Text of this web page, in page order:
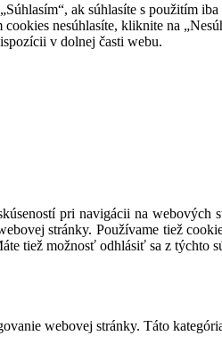
ak súhlasíte s použitím
nesúhlasíte, kliknite na
v dolnej časti webu.
pri navigácii na
stránky. Používame tiež
tiež možnosť odhlásiť sa z
webovej stránky. Táto